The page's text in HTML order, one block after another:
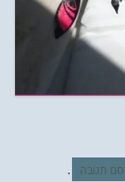
תגובה .